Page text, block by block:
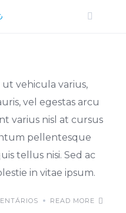
a
vehicula varius,
vel egestas arcu
varius nisl at cursus
pellentesque
tellus nisi. Sed ac
in vitae ipsum.
READ MORE